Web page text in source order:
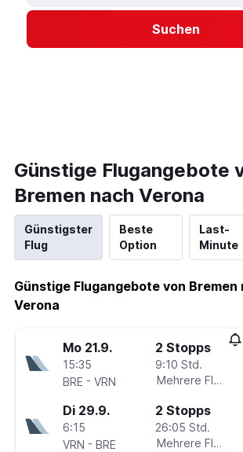
Suchen
Günstige Flugangebote
Bremen nach Verona
Günstigster
Flug
Beste
Option
Last-
Minute
Günstige Flugangebote von Bremen
Verona
Mo 21.9.
15:35
BRE - VRN
2 Stopps
9:10 Std.
Mehrere
Di 29.9.
6:15
VRN - BRE
2 Stopps
26:05 Std.
Mehrere